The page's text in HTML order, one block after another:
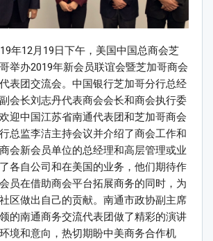
年12月19日下午，美国中国总商会芝
举办2019年新会员联谊会暨芝加哥商会
表团交流会。中国银行芝加哥分行总经
会长刘志丹代表商会会长和商会执行委
迎中国江苏省南通代表团和芝加哥商会
总监李洁主持会议并介绍了商会工作和
会新会员单位的总经理和高层管理或业
各自公司和在美国的业务，他们期待作
员在借助商会平台拓展商务的同时，为
区做出自己的贡献。南通市政协副主席
的南通商务交流代表团做了精彩的演讲
境和意向，热切期盼中美商务合作机